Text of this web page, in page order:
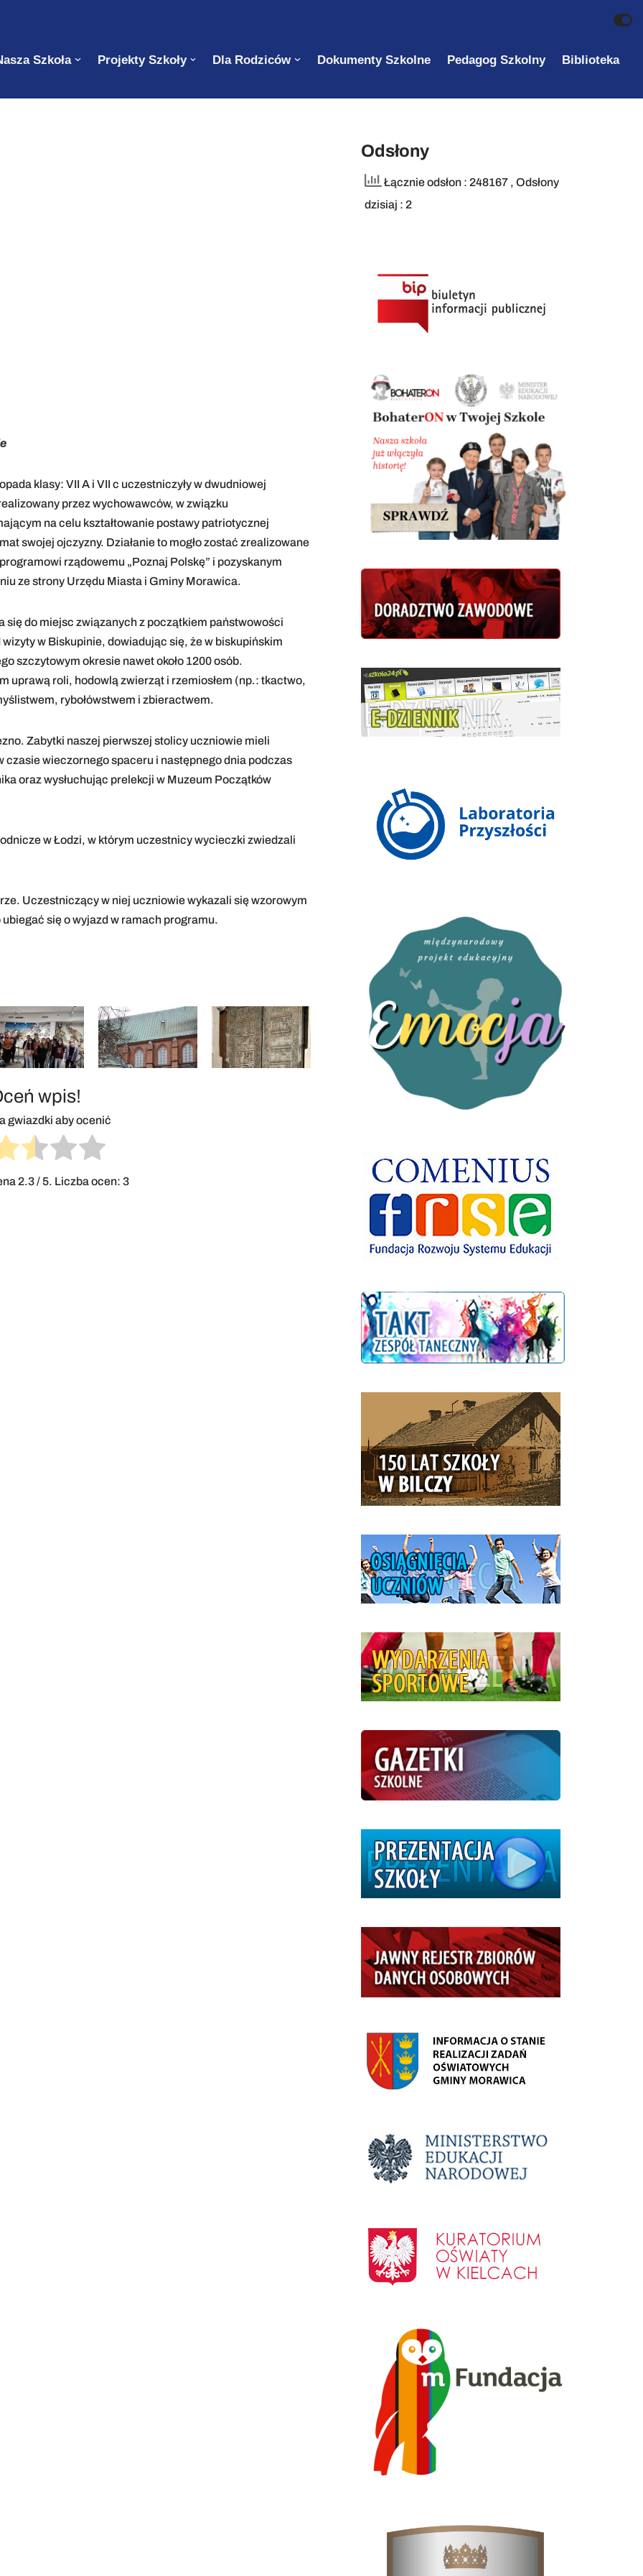
Szkoła Projekty Szkoły Dla Rodziców Dokumenty Szkolne Pedagog Szkolny
Biblioteka
klasy: VII A i VII c uczestniczyły w dwudniowej
przez wychowawców, w związku
na celu kształtowanie postawy patriotycznej
swojej ojczyzny. Działanie to mogło zostać zrealizowane
rządowemu „Poznaj Polskę” i pozyskanym
ze strony Urzędu Miasta i Gminy Morawica.
się do miejsc związanych z początkiem państwowości
w Biskupinie, dowiadując się, że w biskupińskim
szczytowym okresie nawet około 1200 osób.
uprawą roli, hodowlą zwierząt i rzemiosłem (np.: tkactwo,
rybołówstwem i zbieractwem.
Zabytki naszej pierwszej stolicy uczniowie mieli
wieczornego spaceru i następnego dnia podczas
oraz wysłuchując prelekcji w Muzeum Początków
w Łodzi, w którym uczestnicy wycieczki zwiedzali
Uczestniczący w niej uczniowie wykazali się wzorowym
się o wyjazd w ramach programu.
wpis!
gwiazdki aby ocenić
2.3/ 5. Liczba ocen: 3
Odsłony
Łącznie odsłon : 248167 , Odsłony
dzisiaj : 2